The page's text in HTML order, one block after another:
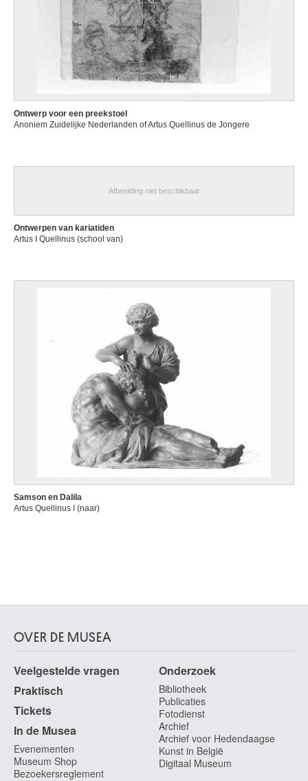
Ontwerp voor een preekstoel
Anoniem Zuidelijke Nederlanden of Artus Quellinus de Jongere
Afbeelding niet beschikbaar
Ontwerpen van kariatiden
Artus I Quellinus (school van)
Samson en Dalila
Artus Quellinus I (naar)
OVER DE MUSEA
Veelgestelde vragen
Praktisch
Tickets
In de Musea
Evenementen
Museum Shop
Bezoekersreglement
Onderzoek
Bibliotheek
Publicaties
Fotodienst
Archief
Archief voor Hedendaagse
Kunst in België
Digitaal Museum